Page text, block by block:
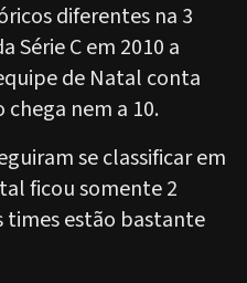
diferentes na 3
C em 2010 a
de Natal conta
nem a 10.
se classificar em
ficou somente 2
times estão bastante